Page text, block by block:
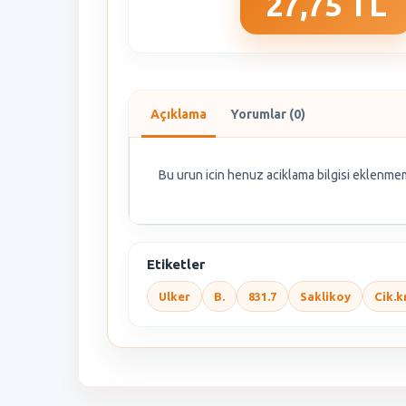
Açıklama Yorumlar (0)
Bu urun icin henuz aciklama bilgisi
Etiketler
Ulker B. 831.7 Saklikoy